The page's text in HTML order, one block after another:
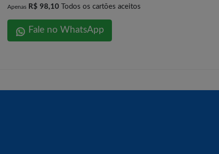
Apenas R$ 98,10 Todos os cartões aceitos
Fale no WhatsApp